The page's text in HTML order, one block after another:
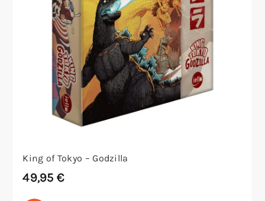
King of Tokyo – Godzilla
49,95€